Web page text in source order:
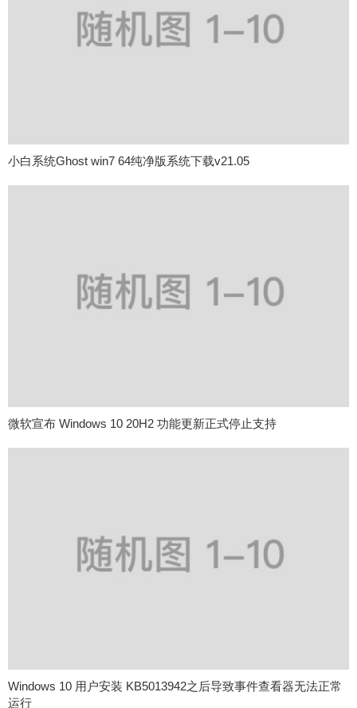
小白系统Ghost win7 64纯净版系统下载v21.05
微软宣布 Windows 10 20H2 功能更新正式停止支持
Windows 10 用户安装 KB5013942之后导致事件查看器无法正常
运行